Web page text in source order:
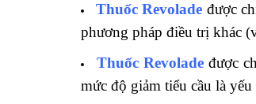
Thuốc Revolade được
phương pháp điều trị khác
Thuốc Revoladeđược
mức độ giảm tiểu cầu là